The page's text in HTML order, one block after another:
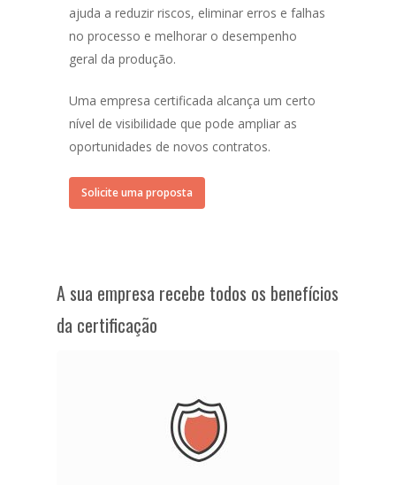
ajuda a reduzir riscos, eliminar erros e falhas
no processo e melhorar o desempenho
geral da produção.
Uma empresa certificada alcança um certo
nível de visibilidade que pode ampliar as
oportunidades de novos contratos.
Solicite uma proposta
A sua empresa recebe todos os benefícios
da certificação